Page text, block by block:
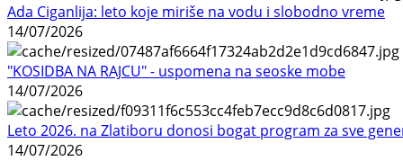
Ada Ciganlija: leto koje miriše na vodu i slobodno vreme
14/07/2026
"KOSIDBA NA RAJCU" - uspomena na seoske mobe
14/07/2026
Leto 2026. na Zlatiboru donosi bogat program za sve
14/07/2026